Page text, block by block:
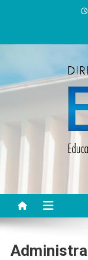
DEAD